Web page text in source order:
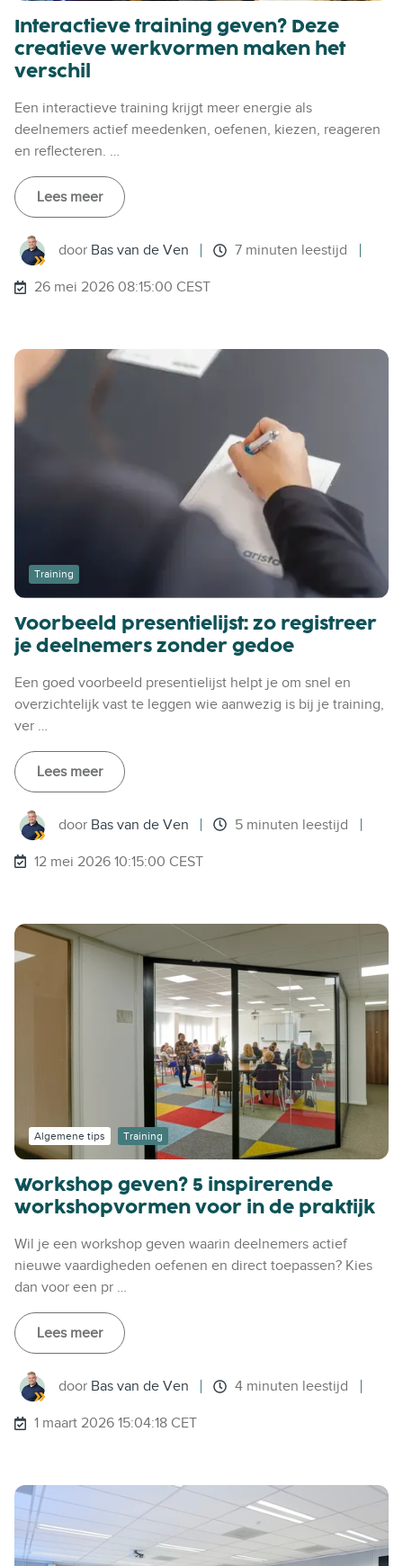
Interactieve training geven? Deze
creatieve werkvormen maken het
verschil
Een interactieve training krijgt meer energie als
deelnemers actief meedenken, oefenen, kiezen, reageren
en reflecteren. …
Lees meer
door Bas van de Ven 7 minuten leestijd
26 mei 2026 08:15:00 CEST
Voorbeeld presentielijst: zo registreer
je deelnemers zonder gedoe
Een goed voorbeeld presentielijst helpt je om snel en
overzichtelijk vast te leggen wie aanwezig is bij je training,
ver …
Lees meer
door Bas van de Ven 5 minuten leestijd
12 mei 2026 10:15:00 CEST
Training
Workshop geven? 5 inspirerende
workshopvormen voor in de praktijk
Wil je een workshop geven waarin deelnemers actief
nieuwe vaardigheden oefenen en direct toepassen? Kies
dan voor een pr …
Lees meer
door Bas van de Ven 4 minuten leestijd
1 maart 2026 15:04:18 CET
Algemene tips Training